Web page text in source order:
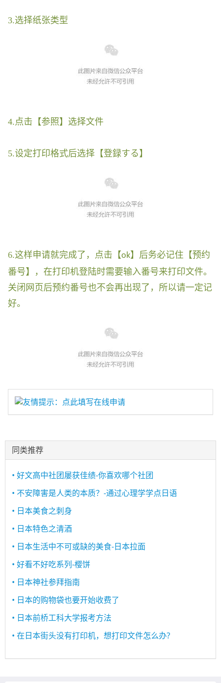
3.选择纸张类型
4.点击【参照】选择文件
5.设定打印格式后选择【登録する】
6.这样申请就完成了，点击【ok】后务必记住【预约
番号】，在打印机登陆时需要输入番号来打印文件。
关闭网页后预约番号也不会再出现了，所以请一定记
好。
友情提示：点此填写在线申请
同类推荐
• 好文高中社团屡获佳绩-你喜欢哪个社团
• 不安障害是人类的本质？-通过心理学学点日语
• 日本美食之刺身
• 日本特色之清酒
• 日本生活中不可或缺的美食-日本拉面
• 好看不好吃系列-樱饼
• 日本神社参拜指南
• 日本的购物袋也要开始收费了
• 日本前桥工科大学报考方法
• 在日本街头没有打印机，想打印文件怎么办?